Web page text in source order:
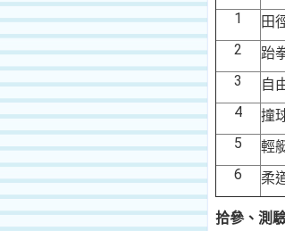
1
田
2
跆
3
自
4
撞
5
輕
6
柔
拾參、測